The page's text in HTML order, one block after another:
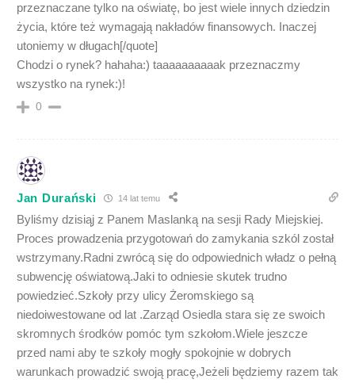
przeznaczane tylko na oświatę, bo jest wiele innych dziedzin
życia, które też wymagają nakładów finansowych. Inaczej
utoniemy w długach[/quote]
Chodzi o rynek? hahaha:) taaaaaaaaaak przeznaczmy
wszystko na rynek:)!
0
Jan Durański 14 lat temu
Byliśmy dzisiąj z Panem Maslanką na sesji Rady Miejskiej.
Proces prowadzenia przygotowań do zamykania szkól został
wstrzymany.Radni zwrócą się do odpowiednich władz o pełną
subwencję oświatową.Jaki to odniesie skutek trudno
powiedzieć.Szkoły przy ulicy Żeromskiego są
niedoiwestowane od lat .Zarząd Osiedla stara się ze swoich
skromnych środków pomóc tym szkołom.Wiele jeszcze
przed nami aby te szkoły mogły spokojnie w dobrych
warunkach prowadzić swoją pracę,Jeżeli będziemy razem tak